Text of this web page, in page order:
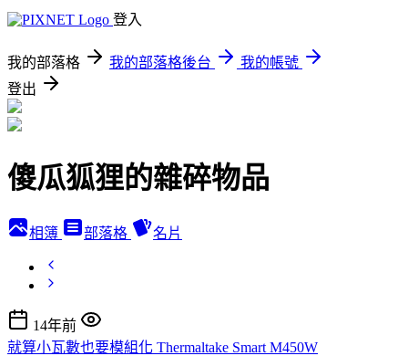
登入
我的部落格 我的部落格後台
我的帳號
登出
傻瓜狐狸的雜碎物品
相簿 部落格 名片
14年前
就算小瓦數也要模組化 Thermaltake Smart M450W